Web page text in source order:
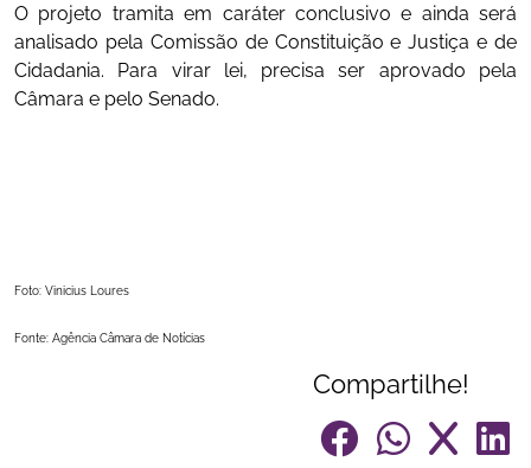
O projeto tramita em caráter conclusivo e ainda será
analisado pela Comissão de Constituição e Justiça e de
Cidadania. Para virar lei, precisa ser aprovado pela
Câmara e pelo Senado.
Foto: Vinicius Loures
Fonte: Agência Câmara de Notícias
Compartilhe!